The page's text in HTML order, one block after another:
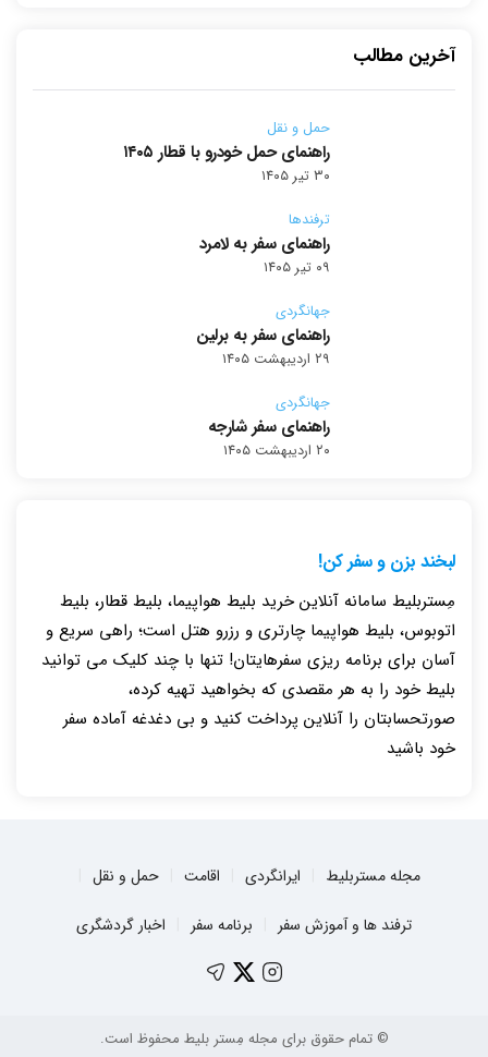
آخرین مطالب
حمل و نقل
راهنمای حمل خودرو با قطار ۱۴۰۵
۳۰ تیر ۱۴۰۵
ترفندها
راهنمای سفر به لامرد
۰۹ تیر ۱۴۰۵
جهانگردی
راهنمای سفر به برلین
۲۹ اردیبهشت ۱۴۰۵
جهانگردی
راهنمای سفر شارجه
۲۰ اردیبهشت ۱۴۰۵
لبخند بزن و سفر کن!
مِستربلیط سامانه آنلاین خرید بلیط هواپیما، بلیط قطار، بلیط
اتوبوس، بلیط هواپیما چارتری و رزرو هتل است؛ راهی سریع و
آسان برای برنامه ریزی سفرهایتان! تنها با چند کلیک می توانید
بلیط خود را به هر مقصدی که بخواهید تهیه کرده،
صورتحسابتان را آنلاین پرداخت کنید و بی دغدغه آماده سفر
خود باشید
مجله مستربلیط ایرانگردی اقامت حمل و نقل
ترفند ها و آموزش سفر برنامه سفر اخبار گردشگری
© تمام حقوق برای مجله مِستر بلیط محفوظ است.